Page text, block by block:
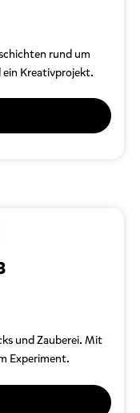
rund um
Kreativprojekt.
und Zauberei. Mit
Experiment.